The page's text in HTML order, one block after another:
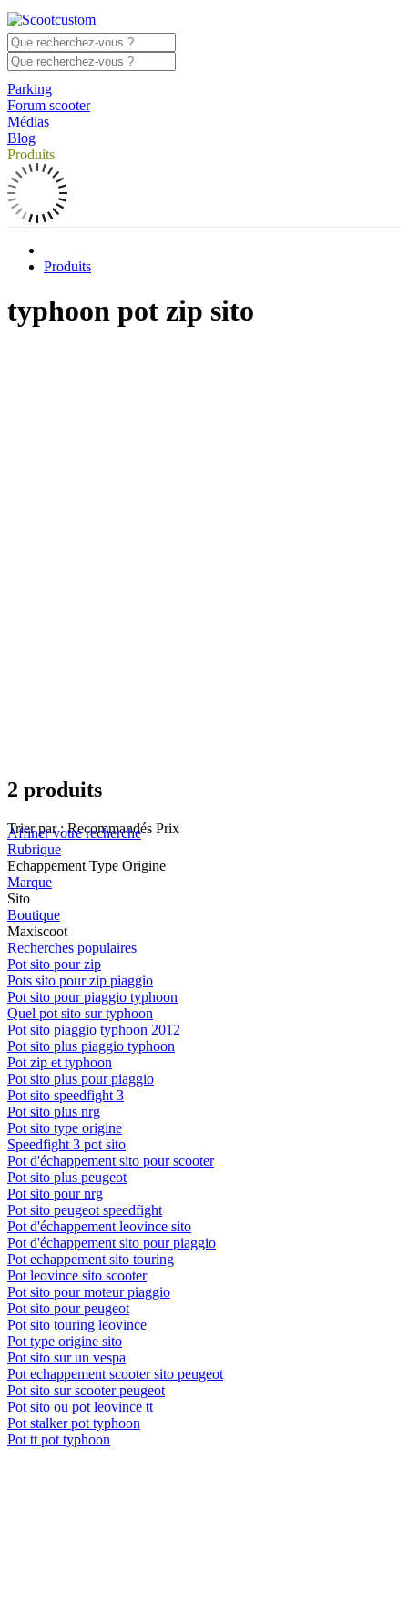
Parking
Forum scooter
Médias
Blog
Produits
Produits
typhoon pot zip sito
2 produits
Trier par : Recommandés Prix
Affiner votre recherche
Rubrique
Echappement Type Origine
Marque
Sito
Boutique
Maxiscoot
Recherches populaires
Pot sito pour zip
Pots sito pour zip piaggio
Pot sito pour piaggio typhoon
Quel pot sito sur typhoon
Pot sito piaggio typhoon 2012
Pot sito plus piaggio typhoon
Pot zip et typhoon
Pot sito plus pour piaggio
Pot sito speedfight 3
Pot sito plus nrg
Pot sito type origine
Speedfight 3 pot sito
Pot d'échappement sito pour scooter
Pot sito plus peugeot
Pot sito pour nrg
Pot sito peugeot speedfight
Pot d'échappement leovince sito
Pot d'échappement sito pour piaggio
Pot echappement sito touring
Pot leovince sito scooter
Pot sito pour moteur piaggio
Pot sito pour peugeot
Pot sito touring leovince
Pot type origine sito
Pot sito sur un vespa
Pot echappement scooter sito peugeot
Pot sito sur scooter peugeot
Pot sito ou pot leovince tt
Pot stalker pot typhoon
Pot tt pot typhoon